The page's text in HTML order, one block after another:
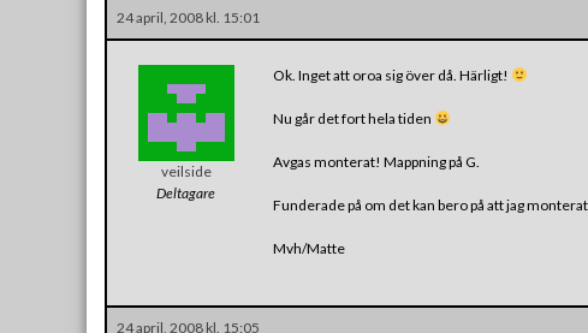
24 april, 2008 kl. 15:01
veilside
Deltagare
Ok. Inget att oroa sig över då. Härligt!
Nu går det fort hela tiden
Avgas monterat! Mappning på G.
Funderade på om det kan bero på att jag
Mvh/Matte
24 april, 2008 kl. 15:05